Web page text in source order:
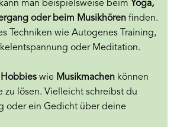
kann man beispielsweise beim Yoga,
oder beim Musikhören finden.
Techniken wie Autogenes Training,
oder Meditation.
wie Musikmachen können
zu lösen. Vielleicht schreibst du
oder ein Gedicht über deine